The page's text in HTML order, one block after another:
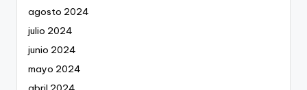
agosto 2024
julio 2024
junio 2024
mayo 2024